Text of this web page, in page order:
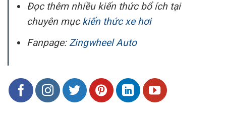
Đọc thêm nhiều kiến thức bổ ích tại
chuyên mụckiến thức xe hơi
Fanpage: Zingwheel Auto